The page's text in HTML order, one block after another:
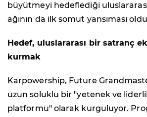
büyütmeyi hedeflediği
ağının da ilk somut yansıması
Hedef, uluslararası bir satranç
kurmak
Karpowership, Future
uzun soluklu bir "yetenek ve
platformu" olarak kurguluyor.